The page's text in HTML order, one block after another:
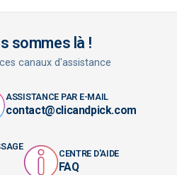
sommes là !
canaux d'assistance
ASSISTANCE PAR E-MAIL
contact@clicandpick.com
CENTRE D'AIDE
FAQ